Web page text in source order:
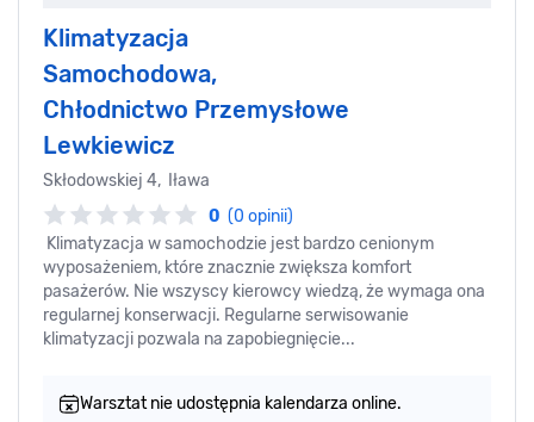
Klimatyzacja
Samochodowa,
Chłodnictwo Przemysłowe
Lewkiewicz
Skłodowskiej 4, Iława
0 (0 opinii)
Klimatyzacja w samochodzie jest bardzo cenionym
wyposażeniem, które znacznie zwiększa komfort
pasażerów. Nie wszyscy kierowcy wiedzą, że wymaga ona
regularnej konserwacji. Regularne serwisowanie
klimatyzacji pozwala na zapobiegnięcie...
Warsztat nie udostępnia kalendarza online.